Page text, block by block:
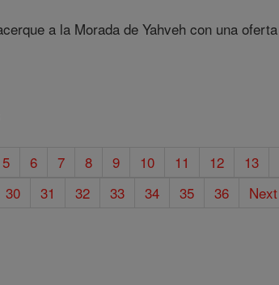
a la Morada de Yahveh con una
5 6 7 8 9 10 11 12 13
30 31 32 33 34 35 36